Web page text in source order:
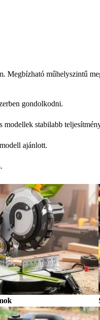
Megbízható műhelyszintű
gondolkodni.
modellek stabilabb
ajánlott.